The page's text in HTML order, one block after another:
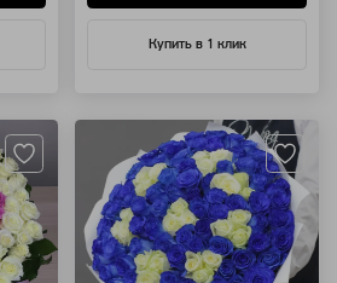
Купить в 1 клик